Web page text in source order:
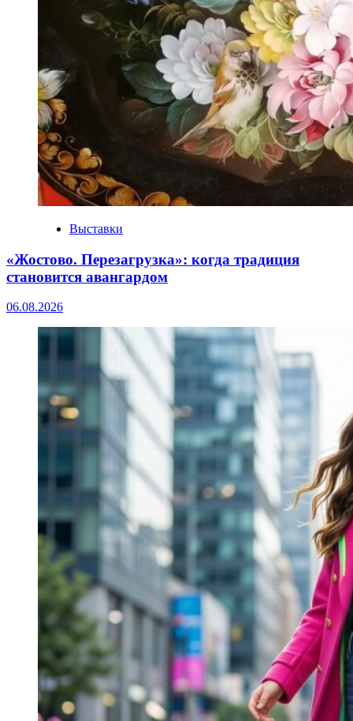
Выставки
«Жостово. Перезагрузка»: когда традиция
становится авангардом
06.08.2026